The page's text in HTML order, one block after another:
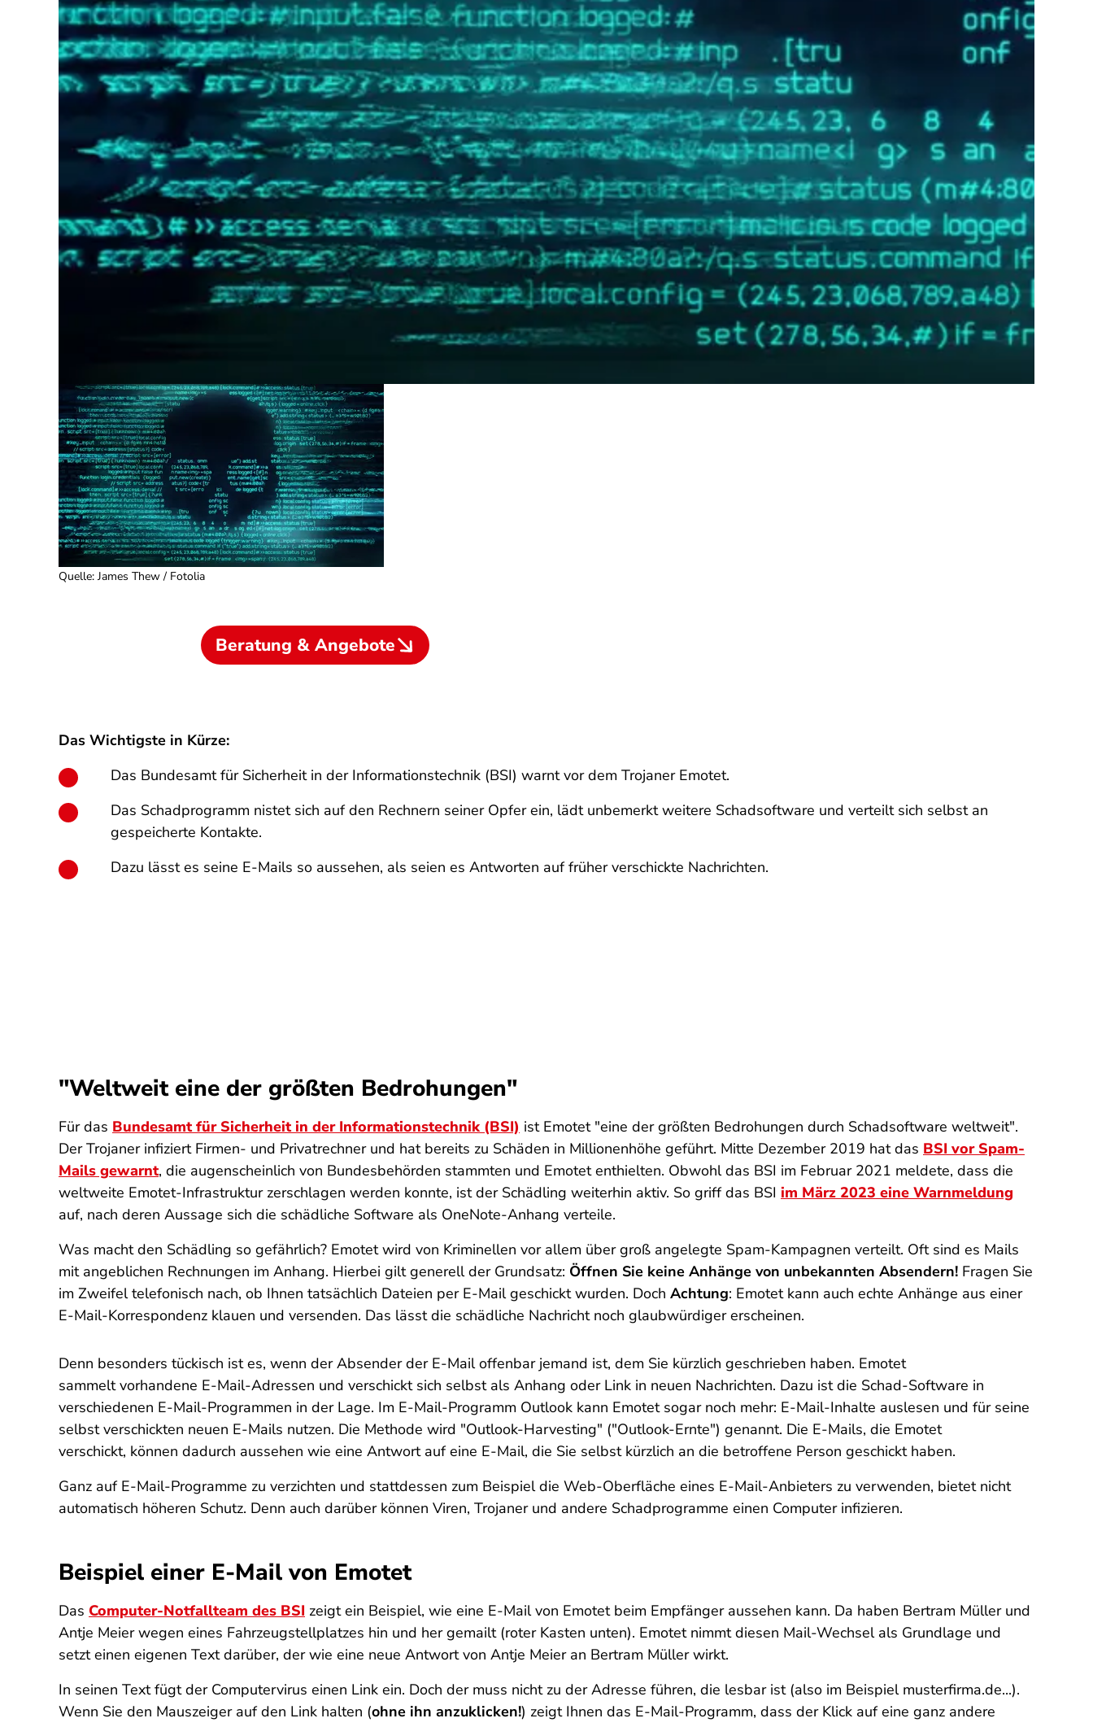
Quelle: James Thew / Fotolia
Beratung & Angebote
Das Wichtigste in Kürze:
Das Bundesamt für Sicherheit in der Informationstechnik (BSI) warnt vor dem Trojaner Emotet.
Das Schadprogramm nistet sich auf den Rechnern seiner Opfer ein, lädt unbemerkt weitere Schadsoftware und verteilt sich selbst an
gespeicherte Kontakte.
Dazu lässt es seine E-Mails so aussehen, als seien es Antworten auf früher verschickte Nachrichten.
"Weltweit eine der größten Bedrohungen"
Für das Bundesamt für Sicherheit in der Informationstechnik (BSI) ist Emotet "eine der größten Bedrohungen durch Schadsoftware weltweit".
Der Trojaner infiziert Firmen- und Privatrechner und hat bereits zu Schäden in Millionenhöhe geführt. Mitte Dezember 2019 hat das BSI vor Spam-
Mails gewarnt, die augenscheinlich von Bundesbehörden stammten und Emotet enthielten. Obwohl das BSI im Februar 2021 meldete, dass die
weltweite Emotet-Infrastruktur zerschlagen werden konnte, ist der Schädling weiterhin aktiv. So griff das BSI im März 2023 eine Warnmeldung
auf, nach deren Aussage sich die schädliche Software als OneNote-Anhang verteile.
Was macht den Schädling so gefährlich? Emotet wird von Kriminellen vor allem über groß angelegte Spam-Kampagnen verteilt. Oft sind es Mails
mit angeblichen Rechnungen im Anhang. Hierbei gilt generell der Grundsatz: Öffnen Sie keine Anhänge von unbekannten Absendern! Fragen Sie
im Zweifel telefonisch nach, ob Ihnen tatsächlich Dateien per E-Mail geschickt wurden. Doch Achtung: Emotet kann auch echte Anhänge aus einer
E-Mail-Korrespondenz klauen und versenden. Das lässt die schädliche Nachricht noch glaubwürdiger erscheinen.
Denn besonders tückisch ist es, wenn der Absender der E-Mail offenbar jemand ist, dem Sie kürzlich geschrieben haben. Emotet
sammelt vorhandene E-Mail-Adressen und verschickt sich selbst als Anhang oder Link in neuen Nachrichten. Dazu ist die Schad-Software in
verschiedenen E-Mail-Programmen in der Lage. Im E-Mail-Programm Outlook kann Emotet sogar noch mehr: E-Mail-Inhalte auslesen und für seine
selbst verschickten neuen E-Mails nutzen. Die Methode wird "Outlook-Harvesting" ("Outlook-Ernte") genannt. Die E-Mails, die Emotet
verschickt, können dadurch aussehen wie eine Antwort auf eine E-Mail, die Sie selbst kürzlich an die betroffene Person geschickt haben.
Ganz auf E-Mail-Programme zu verzichten und stattdessen zum Beispiel die Web-Oberfläche eines E-Mail-Anbieters zu verwenden, bietet nicht
automatisch höheren Schutz. Denn auch darüber können Viren, Trojaner und andere Schadprogramme einen Computer infizieren.
Beispiel einer E-Mail von Emotet
Das Computer-Notfallteam des BSI zeigt ein Beispiel, wie eine E-Mail von Emotet beim Empfänger aussehen kann. Da haben Bertram Müller und
Antje Meier wegen eines Fahrzeugstellplatzes hin und her gemailt (roter Kasten unten). Emotet nimmt diesen Mail-Wechsel als Grundlage und
setzt einen eigenen Text darüber, der wie eine neue Antwort von Antje Meier an Bertram Müller wirkt.
In seinen Text fügt der Computervirus einen Link ein. Doch der muss nicht zu der Adresse führen, die lesbar ist (also im Beispiel musterfirma.de...).
Wenn Sie den Mauszeiger auf den Link halten (ohne ihn anzuklicken!) zeigt Ihnen das E-Mail-Programm, dass der Klick auf eine ganz andere